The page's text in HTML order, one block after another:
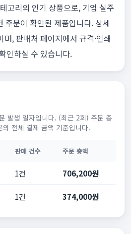
고리의 인기 상품으로, 기업 실주
주문이 확인된 제품입니다. 상세
, 판매처 페이지에서 규격·인쇄
인하실 수 있습니다.
발생 일자입니다. (최근 2회) 주문 총
전체 결제 금액 기준입니다.
판매 건수 주문 총액
1건 706,200원
1건 374,000원